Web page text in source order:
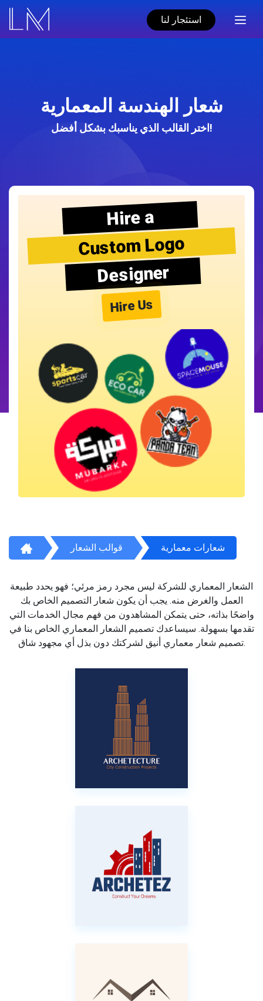
استئجار لنا
شعار الهندسة المعمارية
اختر القالب الذي يناسبك بشكل أفضل!
Hire a
Custom Logo
Designer
Hire Us
قوالب الشعار شعارات معمارية
الشعار المعماري للشركة ليس مجرد رمز مرئي؛ فهو يحدد طبيعة
العمل والغرض منه. يجب أن يكون شعار التصميم الخاص بك
واضحًا بذاته، حتى يتمكن المشاهدون من فهم مجال الخدمات التي
تقدمها بسهولة. سيساعدك تصميم الشعار المعماري الخاص بنا في
تصميم شعار معماري أنيق لشركتك دون بذل أي مجهود شاق.